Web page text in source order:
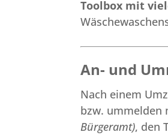
Toolbox mit
An- und
Nach einem
bzw. ummelden
Bürgeramt), den